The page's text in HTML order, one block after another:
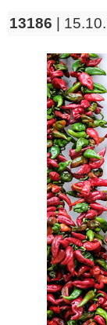
13186 |